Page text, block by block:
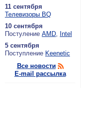
11 сентября
Теле­ви­зо­ры BQ
10 сентября
По­сту­ле­ние AMD, Intel
5 сентября
По­ступ­ле­ние Keenetic
Все новости
E-mail рассылка